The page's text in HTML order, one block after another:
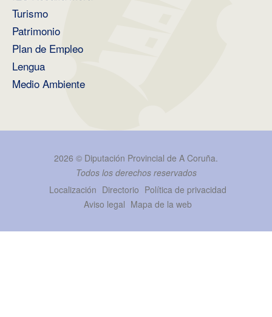
Turismo
Patrimonio
Plan de Empleo
Lengua
Medio Ambiente
2026 © Diputación Provincial de A Coruña.
Todos los derechos reservados
Localización Directorio Política de privacidad
Aviso legal Mapa de la web